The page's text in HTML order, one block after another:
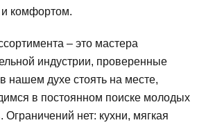
комфортом.
– это мастера
индустрии, проверенные
нашем духе стоять на месте,
в постоянном поиске молодых
Ограничений нет: кухни, мягкая